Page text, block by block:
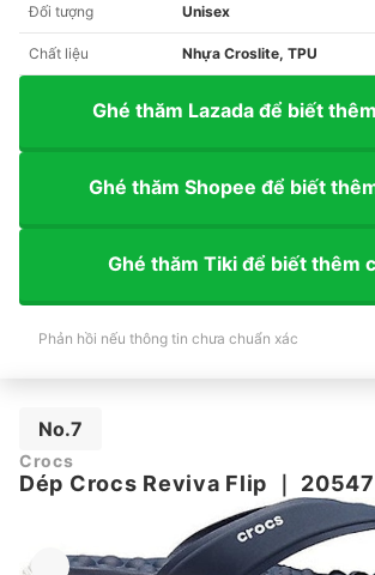
Đối tượng Unisex
Chất liệu Nhựa Croslite, TPU
Ghé thăm Lazada để biết
Ghé thăm Shopee để biết
Ghé thăm Tiki để biết thêm
Phản hồi nếu thông tin chưa chuẩn xác
No.7
Crocs
Dép Crocs Reviva Flip ｜